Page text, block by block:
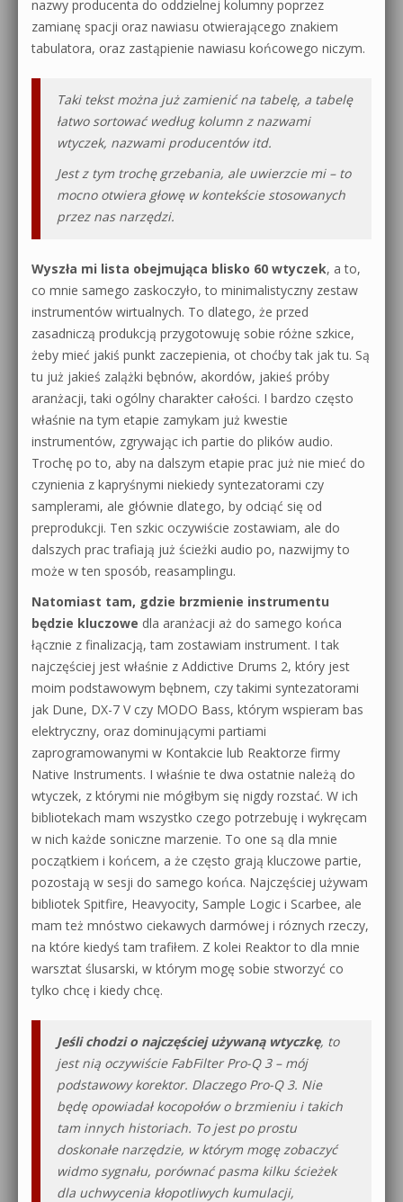
nazwy producenta do oddzielnej kolumny poprzez
zamianę spacji oraz nawiasu otwierającego znakiem
tabulatora, oraz zastąpienie nawiasu końcowego niczym.
Taki tekst można już zamienić na tabelę, a tabelę
łatwo sortować według kolumn z nazwami
wtyczek, nazwami producentów itd.
Jest z tym trochę grzebania, ale uwierzcie mi – to
mocno otwiera głowę w kontekście stosowanych
przez nas narzędzi.
Wyszła mi lista obejmująca blisko 60 wtyczek, a to,
co mnie samego zaskoczyło, to minimalistyczny zestaw
instrumentów wirtualnych. To dlatego, że przed
zasadniczą produkcją przygotowuję sobie różne szkice,
żeby mieć jakiś punkt zaczepienia, ot choćby tak jak tu. Są
tu już jakieś zalążki bębnów, akordów, jakieś próby
aranżacji, taki ogólny charakter całości. I bardzo często
właśnie na tym etapie zamykam już kwestie
instrumentów, zgrywając ich partie do plików audio.
Trochę po to, aby na dalszym etapie prac już nie mieć do
czynienia z kapryśnymi niekiedy syntezatorami czy
samplerami, ale głównie dlatego, by odciąć się od
preprodukcji. Ten szkic oczywiście zostawiam, ale do
dalszych prac trafiają już ścieżki audio po, nazwijmy to
może w ten sposób, reasamplingu.
Natomiast tam, gdzie brzmienie instrumentu
będzie kluczowe dla aranżacji aż do samego końca
łącznie z finalizacją, tam zostawiam instrument. I tak
najczęściej jest właśnie z Addictive Drums 2, który jest
moim podstawowym bębnem, czy takimi syntezatorami
jak Dune, DX-7 V czy MODO Bass, którym wspieram bas
elektryczny, oraz dominującymi partiami
zaprogramowanymi w Kontakcie lub Reaktorze firmy
Native Instruments. I właśnie te dwa ostatnie należą do
wtyczek, z którymi nie mógłbym się nigdy rozstać. W ich
bibliotekach mam wszystko czego potrzebuję i wykręcam
w nich każde soniczne marzenie. To one są dla mnie
początkiem i końcem, a że często grają kluczowe partie,
pozostają w sesji do samego końca. Najczęściej używam
bibliotek Spitfire, Heavyocity, Sample Logic i Scarbee, ale
mam też mnóstwo ciekawych darmówej i róznych rzeczy,
na które kiedyś tam trafiłem. Z kolei Reaktor to dla mnie
warsztat ślusarski, w którym mogę sobie stworzyć co
tylko chcę i kiedy chcę.
Jeśli chodzi o najczęściej używaną wtyczkę, to
jest nią oczywiście FabFilter Pro-Q 3 – mój
podstawowy korektor. Dlaczego Pro-Q 3. Nie
będę opowiadał kocopołów o brzmieniu i takich
tam innych historiach. To jest po prostu
doskonałe narzędzie, w którym mogę zobaczyć
widmo sygnału, porównać pasma kilku ścieżek
dla uchwycenia kłopotliwych kumulacji,